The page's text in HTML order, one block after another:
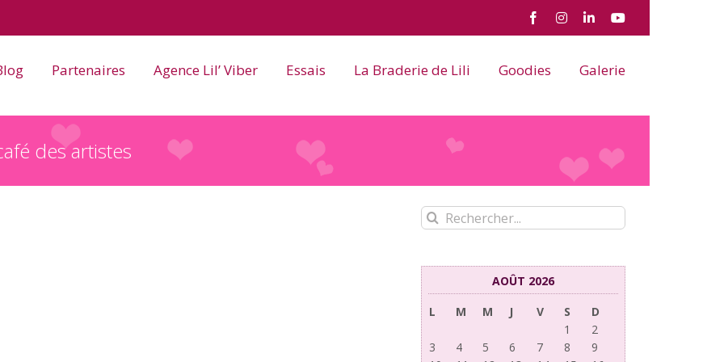
FacebookInstagram
LinkedInYouTube
Partenaires Agence Lil’ Viber Essais La Braderie de Lili Goodies Galerie
des artistes
Rechercher:
AOÛT 2026
L
M M J V S
D
1
2
3
4 5 6 7 8
9